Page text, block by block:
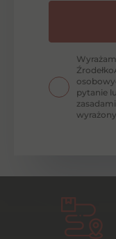
pytanie